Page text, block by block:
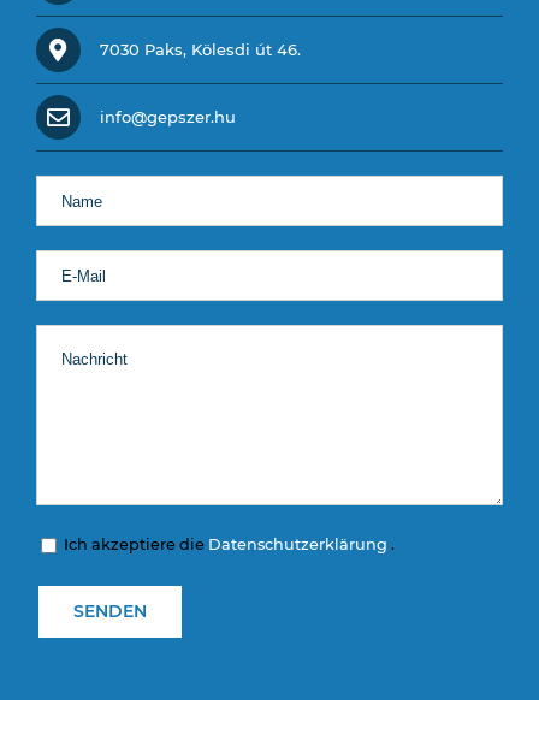
7030 Paks, Kölesdi út 46.
info@gepszer.hu
Ich akzeptiere die Datenschutzerklärung .